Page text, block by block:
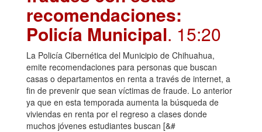
recomendaciones:
Policía Municipal. 15:20
La Policía Cibernética del Municipio de Chihuahua,
emite recomendaciones para personas que buscan
casas o departamentos en renta a través de internet, a
fin de prevenir que sean víctimas de fraude. Lo anterior
ya que en esta temporada aumenta la búsqueda de
viviendas en renta por el regreso a clases donde
muchos jóvenes estudiantes buscan [&#